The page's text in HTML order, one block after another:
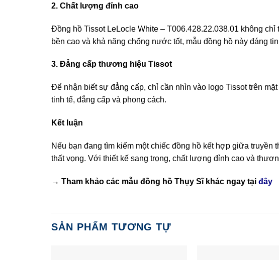
2. Chất lượng đỉnh cao
Đồng hồ Tissot LeLocle White – T006.428.22.038.01 không
bền cao và khả năng chống nước tốt, mẫu đồng hồ này đáng
3. Đẳng cấp thương hiệu Tissot
Để nhận biết sự đẳng cấp, chỉ cần nhìn vào logo Tissot trên
tinh tế, đẳng cấp và phong cách.
Kết luận
Nếu bạn đang tìm kiếm một chiếc đồng hồ kết hợp giữa
thất vọng. Với thiết kế sang trọng, chất lượng đỉnh cao và
→ Tham khảo các mẫu đồng hồ Thụy Sĩkhác ngay tại đây
SẢN PHẨM TƯƠNG TỰ